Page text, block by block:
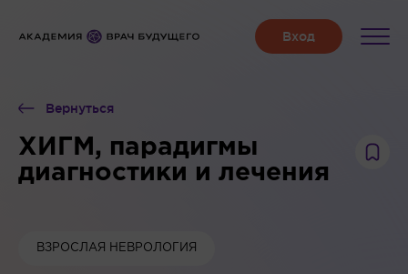
Вернуться
ХИГМ, парадигмы
диагностики и лечения
ВЗРОСЛАЯ НЕВРОЛОГИЯ